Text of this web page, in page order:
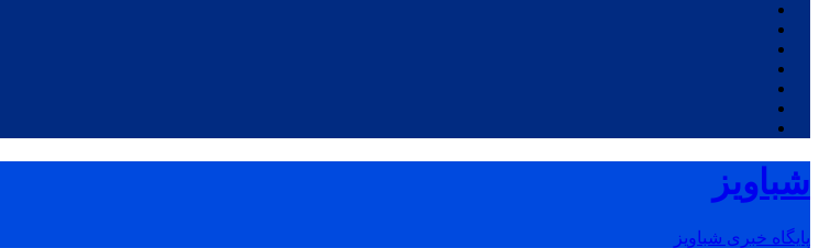
شباویز
پایگاه خبری شباویز